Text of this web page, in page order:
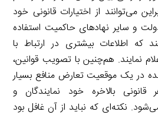
می‌توانند از اختیارات قانونی خود
و سایر نهادهای حاکمیت استفاده
که اطلاعات بیشتری در ارتباط با
نمایند. هم‌چنین با تصویب قوانین،
در یک موقعیت تعارض منافع بسیار
قانونی بالاخره خود نمایندگان و
نکته‌ای که نباید از آن غافل بود